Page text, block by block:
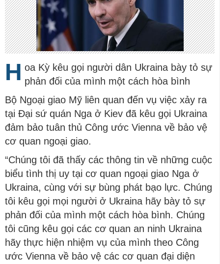
H oa Kỳ kêu gọi người dân Ukraina bày tỏ sự
phản đối của mình một cách hòa bình
Bộ Ngoại giao Mỹ liên quan đến vụ việc xảy ra
tại Đại sứ quán Nga ở Kiev đã kêu gọi Ukraina
đảm bảo tuân thủ Công ước Vienna về bảo vệ
cơ quan ngoại giao.
“Chúng tôi đã thấy các thông tin về những cuộc
biểu tình thị uy tại cơ quan ngoại giao Nga ở
Ukraina, cùng với sự bùng phát bạo lực. Chúng
tôi kêu gọi mọi người ở Ukraina hãy bày tỏ sự
phản đối của mình một cách hòa bình. Chúng
tôi cũng kêu gọi các cơ quan an ninh Ukraina
hãy thực hiện nhiệm vụ của mình theo Công
ước Vienna về bảo vệ các cơ quan đại diện